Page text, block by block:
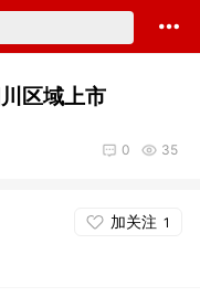
区域上市
35
0
加关注 1